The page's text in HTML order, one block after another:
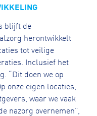
blijft de
herontwikkelt
tot veilige
Inclusief het
“Dit doen we op
onze eigen locaties,
waar we vaak
nazorg overnemen”,